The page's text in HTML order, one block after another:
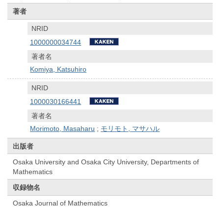
著者
NRID
1000000034744
著者名
Komiya, Katsuhiro
NRID
1000030166441
著者名
Morimoto, Masaharu ; モリモト, マサハル
出版者
Osaka University and Osaka City University, Departments of
Mathematics
収録物名
Osaka Journal of Mathematics